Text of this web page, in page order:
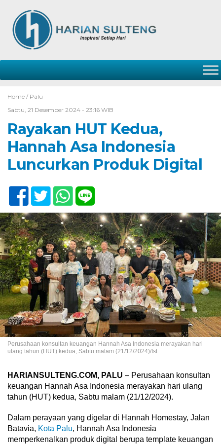
Home / Palu
Sabtu, 21 Desember 2024 - 23:16 WIB
Rayakan HUT Kedua,
Hannah Asa Indonesia
Luncurkan Produk Digital
Perusahaan konsultan keuangan Hannah Asa Indonesia merayakan hari
ulang tahun (HUT) kedua, Sabtu malam (21/12/2024)/Ist
HARIANSULTENG.COM, PALU – Perusahaan konsultan
keuangan Hannah Asa Indonesia merayakan hari ulang
tahun (HUT) kedua, Sabtu malam (21/12/2024).
Dalam perayaan yang digelar di Hannah Homestay, Jalan
Batavia, Kota Palu, Hannah Asa Indonesia
memperkenalkan produk digital berupa template keuangan